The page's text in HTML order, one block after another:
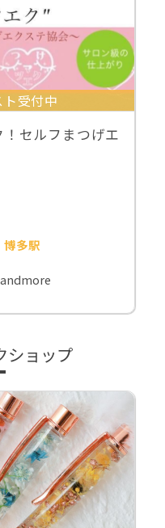
受付中
！セルフまつげエ
多駅
andmore
ショップ